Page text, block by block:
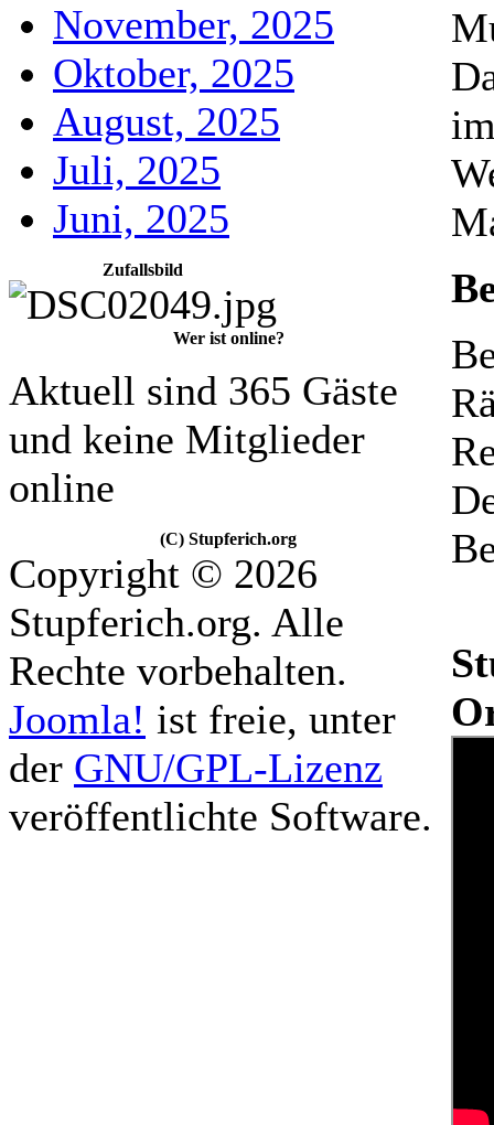
November, 2025
Oktober, 2025
August, 2025
Juli, 2025
Juni, 2025
Zufallsbild
Wer ist online?
Aktuell sind 365 Gäste
und keine Mitglieder
online
(C) Stupferich.org
Copyright © 2026
Stupferich.org. Alle
Rechte vorbehalten.
Joomla! ist freie, unter
der GNU/GPL-Lizenz
veröffentlichte Software.